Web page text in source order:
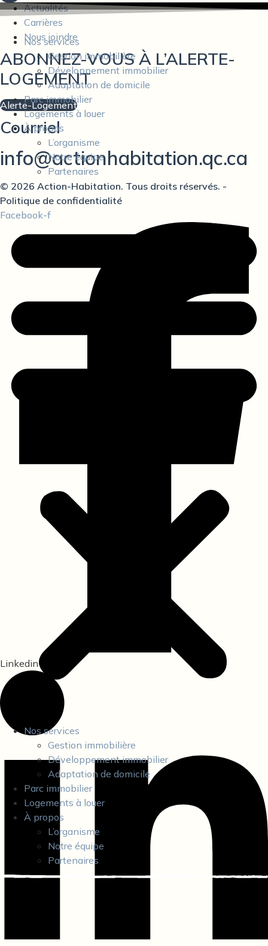
Nos services
Gestion immobilière
Développement immobilier
Adaptation de domicile
Parc immobilier
Logements à louer
À propos
L’organisme
Notre équipe
Partenaires
Nos services
Gestion immobilière
Développement immobilier
Adaptation de domicile
Parc immobilier
Logements à louer
À propos
L’organisme
Notre équipe
Partenaires
Actualités
Carrières
Nous joindre
ABONNEZ-VOUS À L’ALERTE-
LOGEMENT
Alerte-Logement
Courriel
info@actionhabitation.qc.ca
© 2026 Action-Habitation. Tous droits réservés. -
Politique de confidentialité
Facebook-f
Linkedin-in